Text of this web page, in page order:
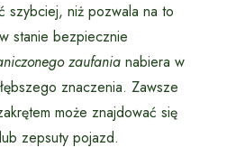
szybciej, niż pozwala na to
stanie bezpiecznie
zaufania nabiera w
znaczenia. Zawsze
może znajdować się
zepsuty pojazd.